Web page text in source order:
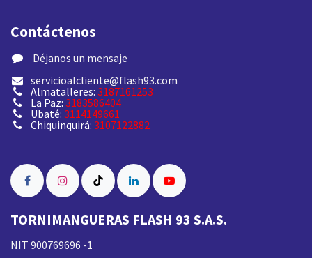
Contáctenos
​ Déjanos un mensaje
servicioalcliente@flash93.com
Almatalleres: 3187161253
La Paz: 3183586404
Ubaté: 3114149661
Chiquinquirá: 3107122882
TORNIMANGUERAS FLASH 93 S.A.S.
NIT 900769696 -1